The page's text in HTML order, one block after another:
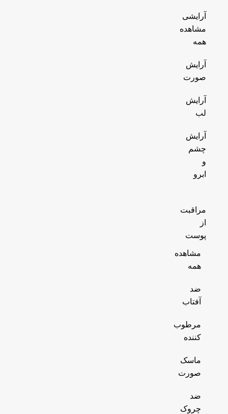
آرایشی
مشاهده
همه
آرایش
صورت
آرایش
لب
آرایش
چشم
و
ابرو
مراقبت
از
پوست
مشاهده
همه
ضد
آفتاب
مرطوب
کننده
ماسک
صورت
ضد
چروک